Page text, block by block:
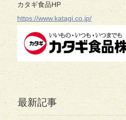
カタギ食品HP
https://www.katagi.co.jp/
最新記事